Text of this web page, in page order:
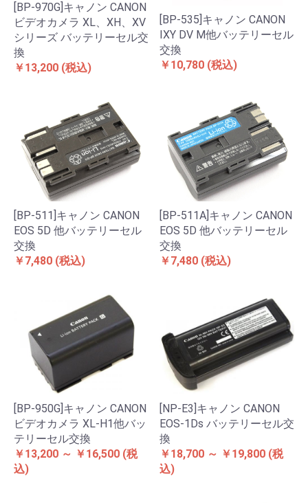
[BP-970G]キャノン CANON
ビデオカメラ XL、XH、XV
シリーズ バッテリーセル交
換
￥13,200 (税込)
[BP-535]キャノン CANON
IXY DV M他バッテリーセル
交換
￥10,780 (税込)
[BP-511]キャノン CANON
EOS 5D 他バッテリーセル
交換
￥7,480 (税込)
[BP-511A]キャノン CANON
EOS 5D 他バッテリーセル
交換
￥7,480 (税込)
[BP-950G]キャノン CANON
ビデオカメラ XL-H1他バッ
テリーセル交換
￥13,200 ～ ￥16,500 (税
込)
[NP-E3]キャノン CANON
EOS-1Ds バッテリーセル交
換
￥18,700 ～ ￥19,800 (税
込)